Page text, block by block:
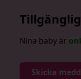
Nina baby är
Skicka